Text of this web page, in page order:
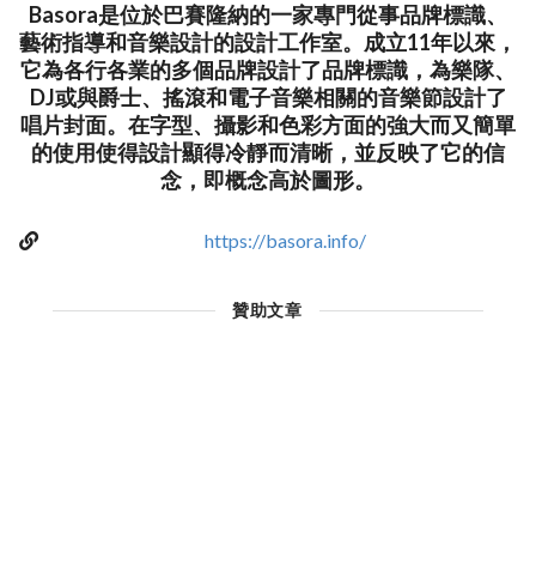
Basora是位於巴賽隆納的一家專門從事品牌標識、
藝術指導和音樂設計的設計工作室。成立11年以來，
它為各行各業的多個品牌設計了品牌標識，為樂隊、
DJ或與爵士、搖滾和電子音樂相關的音樂節設計了
唱片封面。在字型、攝影和色彩方面的強大而又簡單
的使用使得設計顯得冷靜而清晰，並反映了它的信
念，即概念高於圖形。
https://basora.info/
贊助文章